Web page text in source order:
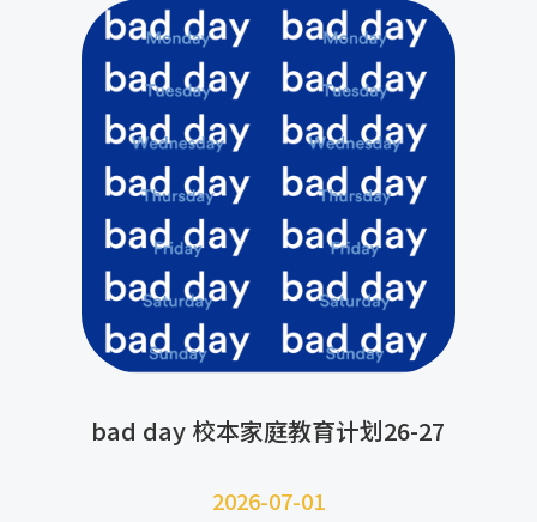
bad day 校本家庭教育计划26-27
2026-07-01